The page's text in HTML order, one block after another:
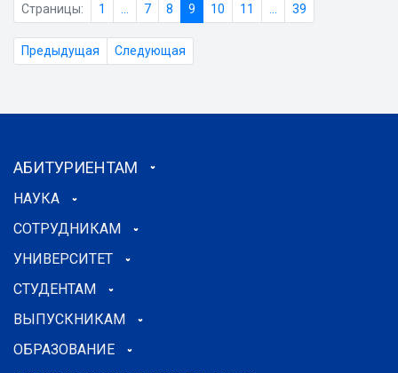
Страницы: 1 7 8 9 10 11 39
Предыдущая Следующая
АБИТУРИЕНТАМ
НАУКА
СОТРУДНИКАМ
УНИВЕРСИТЕТ
СТУДЕНТАМ
ВЫПУСКНИКАМ
ОБРАЗОВАНИЕ